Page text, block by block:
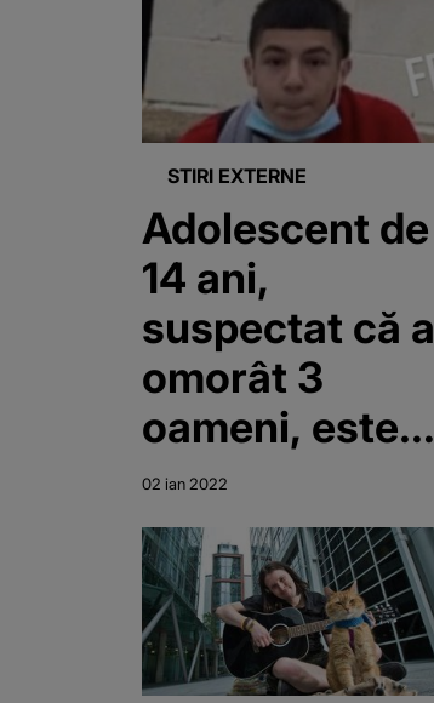
STIRI EXTERNE
Adolescent de
14 ani,
suspectat că a
omorât 3
oameni, este
căutat de
polițiști
02 ian 2022